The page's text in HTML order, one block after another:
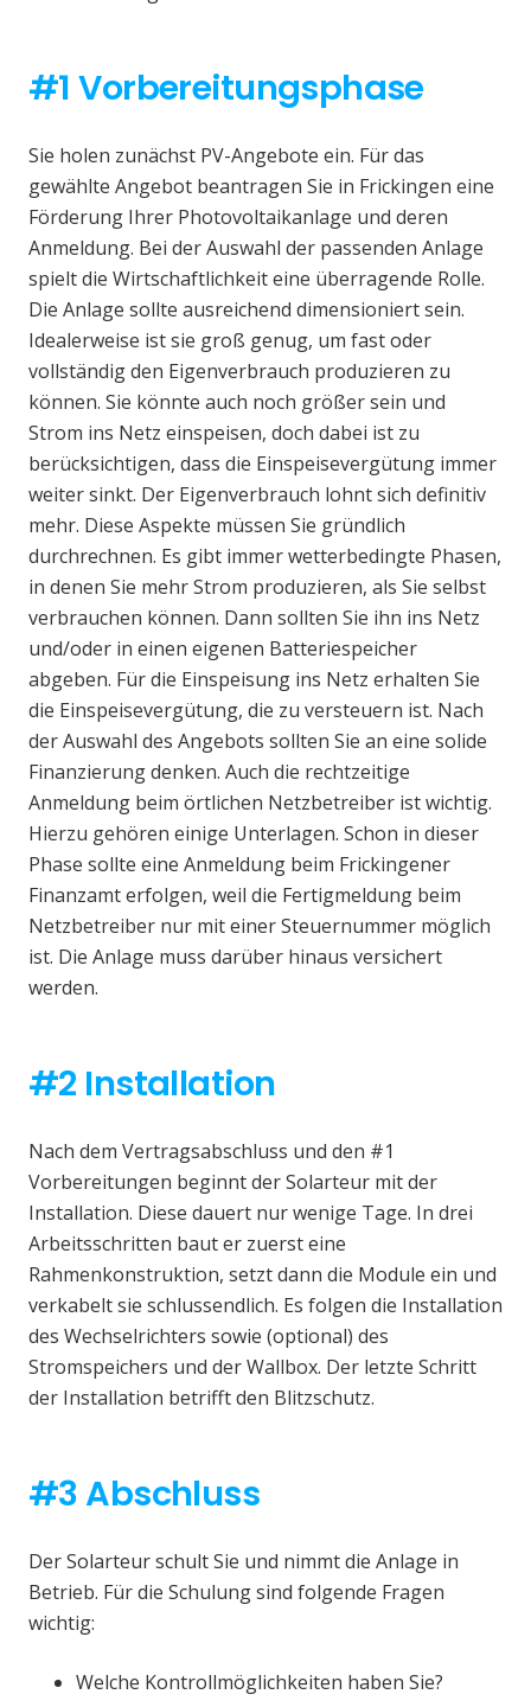
#1 Vorbereitungsphase
Sie holen zunächst PV-Angebote ein. Für das
gewählte Angebot beantragen Sie in Frickingen eine
Förderung Ihrer Photovoltaikanlage und deren
Anmeldung. Bei der Auswahl der passenden Anlage
spielt die Wirtschaftlichkeit eine überragende Rolle.
Die Anlage sollte ausreichend dimensioniert sein.
Idealerweise ist sie groß genug, um fast oder
vollständig den Eigenverbrauch produzieren zu
können. Sie könnte auch noch größer sein und
Strom ins Netz einspeisen, doch dabei ist zu
berücksichtigen, dass die Einspeisevergütung immer
weiter sinkt. Der Eigenverbrauch lohnt sich definitiv
mehr. Diese Aspekte müssen Sie gründlich
durchrechnen. Es gibt immer wetterbedingte Phasen,
in denen Sie mehr Strom produzieren, als Sie selbst
verbrauchen können. Dann sollten Sie ihn ins Netz
und/oder in einen eigenen Batteriespeicher
abgeben. Für die Einspeisung ins Netz erhalten Sie
die Einspeisevergütung, die zu versteuern ist. Nach
der Auswahl des Angebots sollten Sie an eine solide
Finanzierung denken. Auch die rechtzeitige
Anmeldung beim örtlichen Netzbetreiber ist wichtig.
Hierzu gehören einige Unterlagen. Schon in dieser
Phase sollte eine Anmeldung beim Frickingener
Finanzamt erfolgen, weil die Fertigmeldung beim
Netzbetreiber nur mit einer Steuernummer möglich
ist. Die Anlage muss darüber hinaus versichert
werden.
#2 Installation
Nach dem Vertragsabschluss und den #1
Vorbereitungen beginnt der Solarteur mit der
Installation. Diese dauert nur wenige Tage. In drei
Arbeitsschritten baut er zuerst eine
Rahmenkonstruktion, setzt dann die Module ein und
verkabelt sie schlussendlich. Es folgen die Installation
des Wechselrichters sowie (optional) des
Stromspeichers und der Wallbox. Der letzte Schritt
der Installation betrifft den Blitzschutz.
#3 Abschluss
Der Solarteur schult Sie und nimmt die Anlage in
Betrieb. Für die Schulung sind folgende Fragen
wichtig:
Welche Kontrollmöglichkeiten haben Sie?